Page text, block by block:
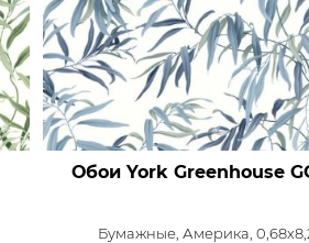
Обои York Greenhouse
Бумажные, Америка,